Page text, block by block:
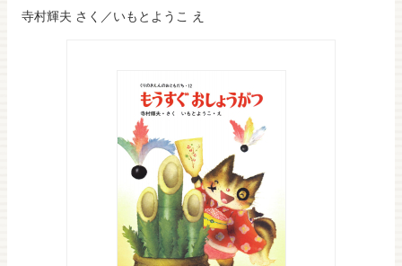
寺村輝夫 さく／いもとようこ え